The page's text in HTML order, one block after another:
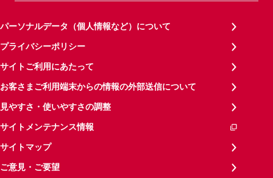
パーソナルデータ（個人情報など）について
プライバシーポリシー
サイトご利用にあたって
お客さまご利用端末からの情報の外部送信について
見やすさ・使いやすさの調整
サイトメンテナンス情報
サイトマップ
ご意見・ご要望